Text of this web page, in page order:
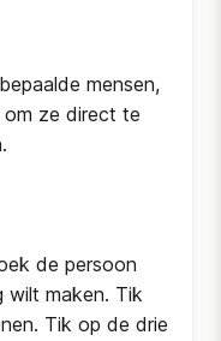
mensen,
om ze direct te
de persoon
wilt maken. Tik
Tik op de drie